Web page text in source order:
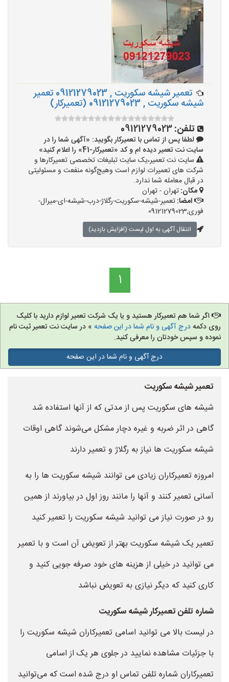
تعمیر شیشه سکوریت , 09121279023 تعمیر
شیشه سکوریت , 09121279023 (تعمیرکار)
تلفن:09121279023
لطفا پس از تماس با تعمیرکار بگویید: «آگهی شما را در
سایت نت تعمیر دیده ام و کد «تعمیرکار-41» را اعلام کنید»
سایت نت تعمیر،یک سایت تبلیغات تخصصی تعمیرکارها و
شرکت های تعمیرات لوازم است وهیچ‌گونه منفعت و مسئولیتی
در قبال معامله شما ندارد.
مکان:تهران - تهران
امضا:تعمیر-شیشه-سکوریت-رگلاژ-درب-شیشه-ای-میرال-
فوری;09121279023
انتقال آگهی به اول لیست (افزایش بازدید)
1
اگر شما هم تعمیرکار هستید و یا یک شرکت تعمیر لوازم دارید با کلیک
روی دکمهدرج آگهی و نام شما در این صفحه » در سایت نت تعمیر ثبت نام
نموده و سپس خودتان را معرفی کنید.
درج آگهی و نام شما در این صفحه
تعمیر شیشه سکوریت
شیشه های سکوریت پس از مدتی که از آنها استفاده شد
گاهی در اثر ضربه و غیره دچار مشکل می‌شوند گاهی اوقات
شیشه سکوریت ها نیاز به رگلاژ و تعمیر دارند
امروزه تعمیرکاران زیادی می توانند شیشه سکوریت ها را به
آسانی تعمیر کنند و آنها را مانند روز اول در بیاورند از همین
رو در صورت نیاز می توانید شیشه سکوریت را تعمیر کنید
تعمیر یک شیشه سکوریت بهتر از تعویض آن است و با تعمیر
می توانید در خیلی از هزینه های خود صرفه جویی کنید و
کاری کنید که دیگر نیازی به تعویض نباشد
شماره تلفن تعمیرکار شیشه سکوریت
در لیست بالا می توانید اسامی تعمیرکاران شیشه سکوریت را
با جزئیات مشاهده نمایید در جلوی هر یک از اسامی
تعمیرکاران شماره تلفن تماس او درج شده است که می‌توانید